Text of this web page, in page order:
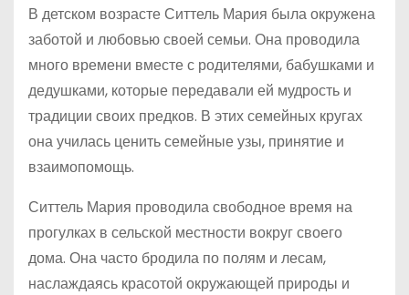
В детском возрасте Ситтель Мария была окружена
заботой и любовью своей семьи. Она проводила
много времени вместе с родителями, бабушками и
дедушками, которые передавали ей мудрость и
традиции своих предков. В этих семейных кругах
она училась ценить семейные узы, принятие и
взаимопомощь.
Ситтель Мария проводила свободное время на
прогулках в сельской местности вокруг своего
дома. Она часто бродила по полям и лесам,
наслаждаясь красотой окружающей природы и